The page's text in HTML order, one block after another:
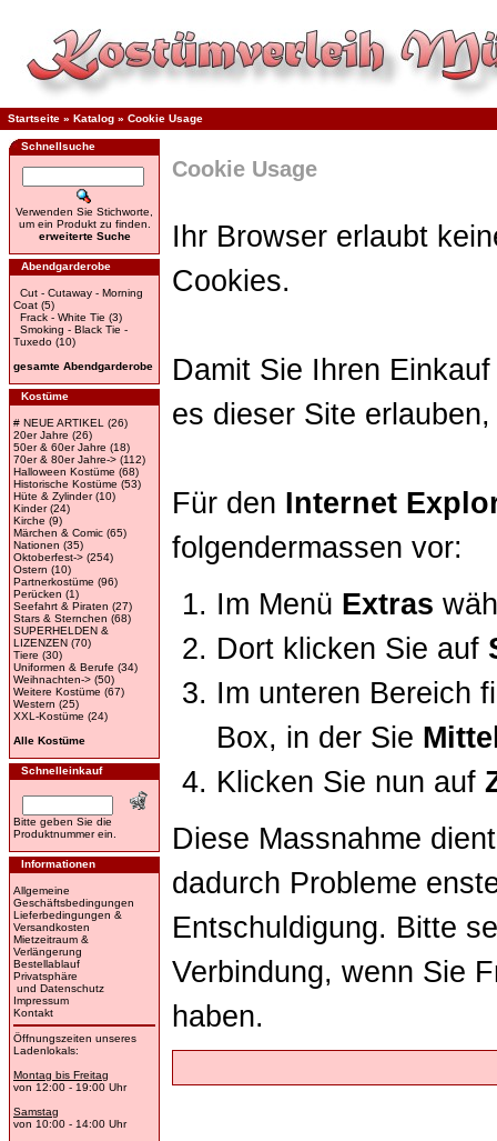
Startseite » Katalog » Cookie Usage
Schnellsuche
Verwenden Sie Stichworte,
um ein Produkt zu finden.
erweiterte Suche
Abendgarderobe
Cut - Cutaway - Morning
Coat (5)
Frack - White Tie (3)
Smoking - Black Tie -
Tuxedo (10)
gesamte Abendgarderobe
Kostüme
# NEUE ARTIKEL
(26)
20er Jahre (26)
50er & 60er Jahre (18)
70er & 80er Jahre-> (112)
Halloween Kostüme (68)
Historische Kostüme (53)
Hüte & Zylinder(10)
Kinder(24)
Kirche (9)
Märchen & Comic (65)
Nationen (35)
Oktoberfest-> (254)
Ostern (10)
Partnerkostüme (96)
Perücken (1)
Seefahrt & Piraten (27)
Stars & Sternchen (68)
SUPERHELDEN &
LIZENZEN (70)
Tiere (30)
Uniformen & Berufe (34)
Weihnachten-> (50)
Weitere Kostüme (67)
Western (25)
XXL-Kostüme (24)
Alle Kostüme
Schnelleinkauf
Bitte geben Sie die
Produktnummer ein.
Informationen
Allgemeine
Geschäftsbedingungen
Lieferbedingungen &
Versandkosten
Mietzeitraum &
Verlängerung
Bestellablauf
Privatsphäre
und Datenschutz
Impressum
Kontakt
Öffnungszeiten unseres
Ladenlokals:
Montag bis Freitag
von 12:00 - 19:00 Uhr
Samstag
von 10:00 - 14:00 Uhr
Cookie Usage
Ihr Browser erlaubt
Cookies.
Damit Sie Ihren
es dieser Site
Für den Internet
folgendermassen vor:
Im Menü Extras
Dort klicken Sie auf
Im unteren Bereich
Box, in der Sie
Klicken Sie nun auf
Diese Massnahme
dadurch Probleme
Entschuldigung. Bitte
Verbindung, wenn Sie
haben.